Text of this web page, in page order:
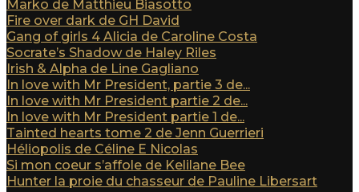
Marko de Matthieu Biasotto
Fire over dark de GH David
Gang of girls 4 Alicia de Caroline Costa
Socrate’s Shadow de Haley Riles
Irish & Alpha de Line Gagliano
In love with Mr President, partie 3 de...
In love with Mr President partie 2 de...
In love with Mr President partie 1 de...
Tainted hearts tome 2 de Jenn Guerrieri
Héliopolis de Céline E Nicolas
Si mon coeur s’affole de Kelilane Bee
Hunter la proie du chasseur de Pauline Libersart